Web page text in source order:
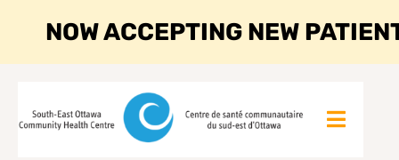
NOW ACCEPTING NEW